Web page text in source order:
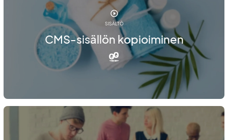
SISÄLTÖ
CMS-sisällön kopioiminen